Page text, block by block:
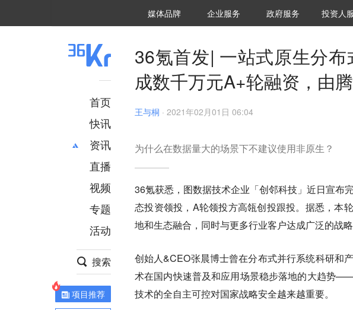
媒体品牌 36Kr研究院
企业服务 城市之窗
政府服务 VClub投资
投资机构职
投资人
首页
快讯
资讯
推荐
财经
项目推荐
安徽
直播
视频
专题
活动
搜索
项目推荐
36氪首发| 一站式原生分
成数千万元A+轮融资，由
王与桐 · 2021年02月01日 06:04
为什么在数据量大的场景下不建议使用非原生？
36氪获悉，图数据技术企业「创邻科技」近日宣布
态投资领投，A轮领投方高瓴创投跟投。据悉，本
地和生态融合，同时与更多行业客户达成广泛的战略
创始人&CEO张晨博士曾在分布式并行系统科研和
术在国内快速普及和应用场景稳步落地的大趋势
技术的全自主可控对国家战略安全越来越重要。